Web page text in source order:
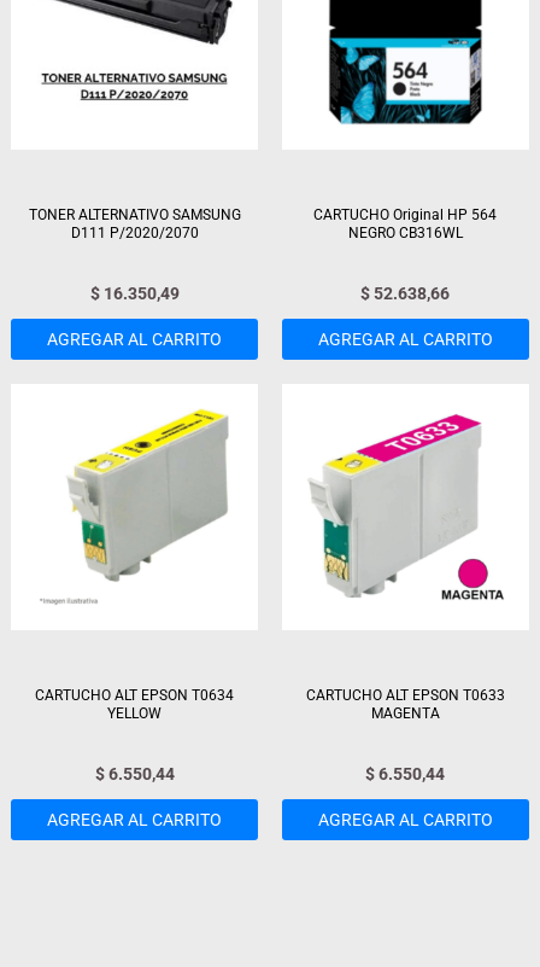
TONER ALTERNATIVO SAMSUNG
D111 P/2020/2070
$16.350,49
AGREGAR AL CARRITO
CARTUCHO Original HP 564
NEGRO CB316WL
$52.638,66
AGREGAR AL CARRITO
CARTUCHO ALT EPSON T0634
YELLOW
$6.550,44
AGREGAR AL CARRITO
CARTUCHO ALT EPSON T0633
MAGENTA
$6.550,44
AGREGAR AL CARRITO